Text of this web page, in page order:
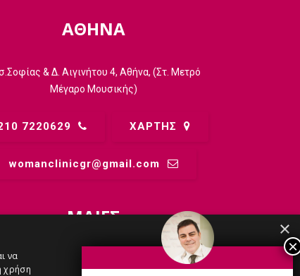
ΑΘΗΝΑ
& Δ. Αιγινήτου 4, Αθήνα, (Στ. Μετρό
Μέγαρο Μουσικής)
7220629 ΧΑΡΤΗΣ
womanclinicgr@gmail.comㅤ
ΜΑΙΕΣ
ΑΝΑΣΤΑΣΊΑ - 6971909090
×
να
χρήση